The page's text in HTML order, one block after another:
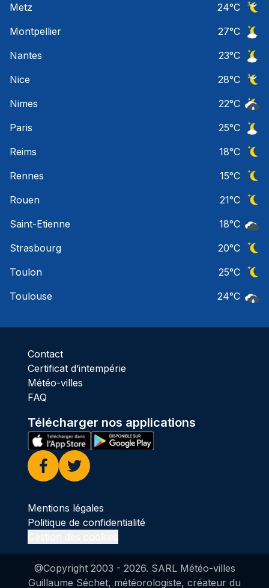
Metz
24°C
Montpellier
27°C
Nantes
23°C
Nice
28°C
Nimes
22°C
Paris
25°C
Reims
18°C
Rennes
15°C
Rouen
21°C
Saint-Etienne
18°C
Strasbourg
20°C
Toulon
25°C
Toulouse
24°C
Contact
Certificat d’intempérie
Météo-villes
FAQ
Télécharger nos applications
Facebook
Twitter
Mentions légales
Politique de confidentialité
@Copyright 2003 - 2026. SARL Météo-villes
Guillaume Séchet, météorologiste, créateur du